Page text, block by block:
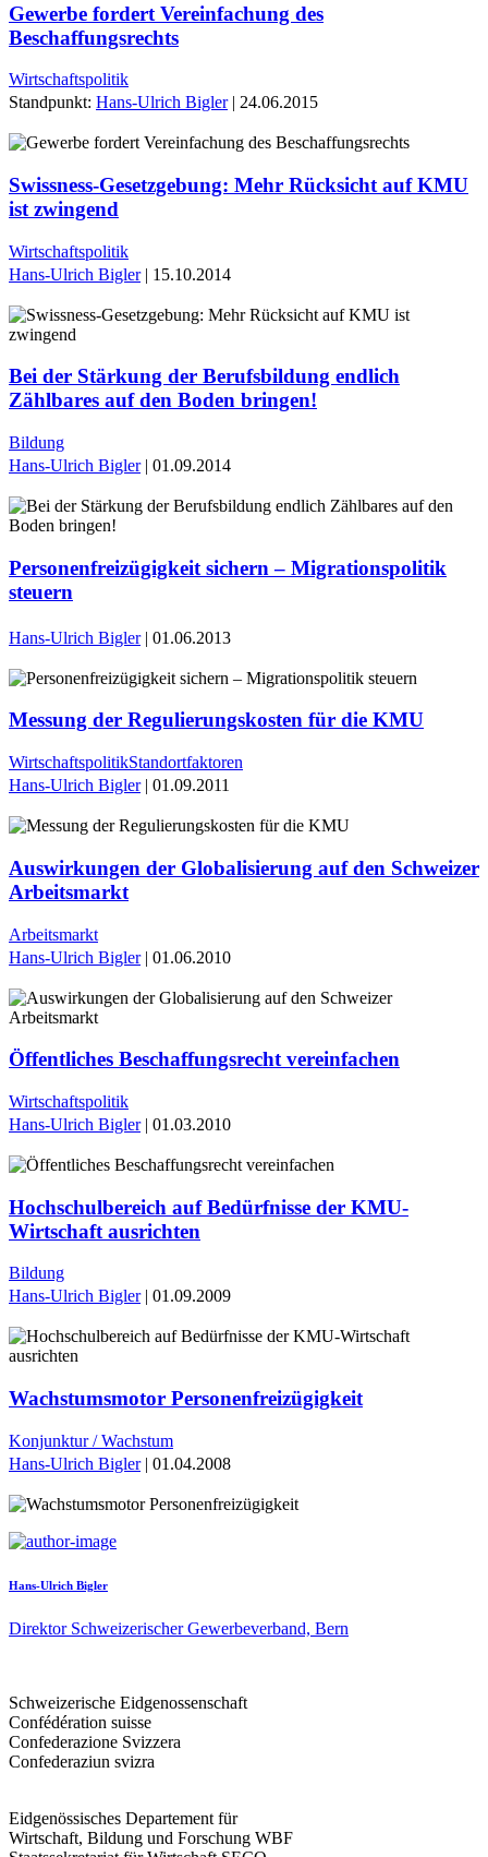
Gewerbe fordert Vereinfachung des
Beschaffungsrechts
Wirtschaftspolitik
Standpunkt: Hans-Ulrich Bigler| 24.06.2015
Swissness-Gesetzgebung: Mehr Rücksicht auf KMU
ist zwingend
Wirtschaftspolitik
Hans-Ulrich Bigler| 15.10.2014
Bei der Stärkung der Berufsbildung endlich
Zählbares auf den Boden bringen!
Bildung
Hans-Ulrich Bigler| 01.09.2014
Personenfreizügigkeit sichern – Migrationspolitik
steuern
Hans-Ulrich Bigler| 01.06.2013
Messung der Regulierungskosten für die KMU
WirtschaftspolitikStandortfaktoren
Hans-Ulrich Bigler| 01.09.2011
Auswirkungen der Globalisierung auf den Schweizer
Arbeitsmarkt
Arbeitsmarkt
Hans-Ulrich Bigler| 01.06.2010
Öffentliches Beschaffungsrecht vereinfachen
Wirtschaftspolitik
Hans-Ulrich Bigler| 01.03.2010
Hochschulbereich auf Bedürfnisse der KMU-
Wirtschaft ausrichten
Bildung
Hans-Ulrich Bigler| 01.09.2009
Wachstumsmotor Personenfreizügigkeit
Konjunktur / Wachstum
Hans-Ulrich Bigler| 01.04.2008
Hans-Ulrich Bigler
Direktor Schweizerischer Gewerbeverband, Bern
Schweizerische Eidgenossenschaft
Confédération suisse
Confederazione Svizzera
Confederaziun svizra
Eidgenössisches Departement für
Wirtschaft, Bildung und Forschung WBF